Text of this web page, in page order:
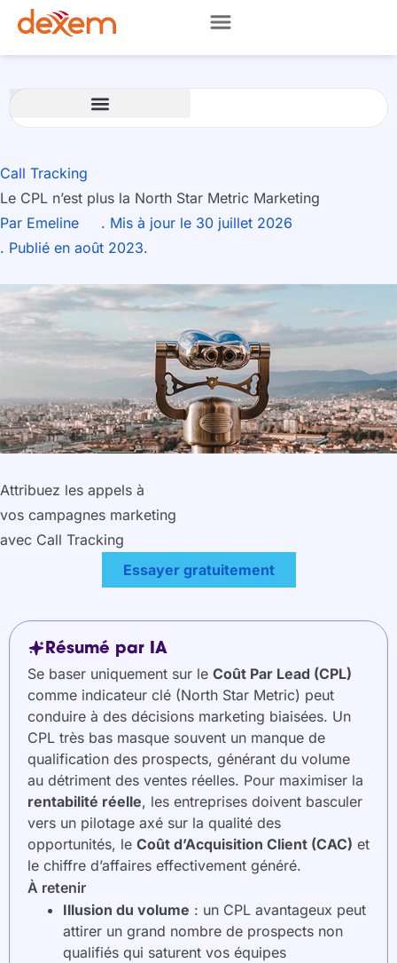
Call Tracking
Le CPL n’est plus la North Star Metric Marketing
Par Emeline
. Mis à jour le 30 juillet 2026
. Publié en août 2023.
Attribuez les appels à
vos campagnes marketing
avec Call Tracking
Essayer gratuitement
Résumé par IA
Se baser uniquement sur le Coût Par Lead (CPL)
comme indicateur clé (North Star Metric) peut
conduire à des décisions marketing biaisées. Un
CPL très bas masque souvent un manque de
qualification des prospects, générant du volume
au détriment des ventes réelles. Pour maximiser la
rentabilité réelle, les entreprises doivent basculer
vers un pilotage axé sur la qualité des
opportunités, le Coût d’Acquisition Client (CAC) et
le chiffre d’affaires effectivement généré.
À retenir
Illusion du volume : un CPL avantageux peut
attirer un grand nombre de prospects non
qualifiés qui saturent vos équipes